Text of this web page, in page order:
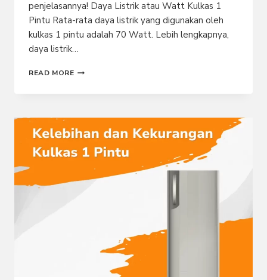
penjelasannya! Daya Listrik atau Watt Kulkas 1
Pintu Rata-rata daya listrik yang digunakan oleh
kulkas 1 pintu adalah 70 Watt. Lebih lengkapnya,
daya listrik…
READ MOREBERAPA
WATT
KULKAS
1
PINTU?